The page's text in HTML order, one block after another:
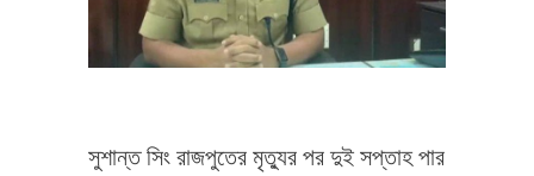
সুশান্ত সিং রাজপুতের মৃত্যুর পর দুই সপ্তাহ পার